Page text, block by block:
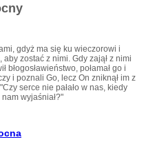
gdyż ma się ku wieczorowi i
aby zostać z nimi. Gdy zajął z nimi
błogosławieństwo, połamał go i
i poznali Go, lecz On zniknął im z
serce nie pałało w nas, kiedy
wyjaśniał?"